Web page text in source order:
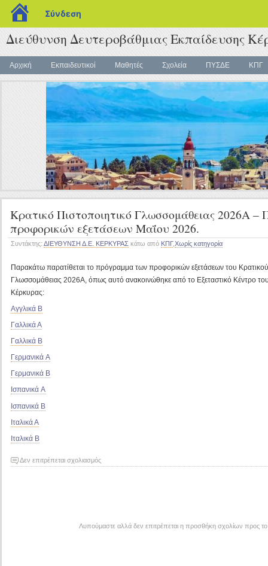
blogs.sch.gr
Σύνδεση
Διεύθυνση Δευτεροβάθμιας Εκπαίδευσης
Αρχική Εκπαιδευτικοί Μαθητές Σχολεία ΠΥΣΔΕ ΚΠΓ
Κρατικό Πιστοποιητικό Γλωσσομάθειας 2026Α
προφορικών εξετάσεων Μαΐου 2026.
Συντάκτης: ΔΙΕΥΘΥΝΣΗ Δ.Ε. ΚΕΡΚΥΡΑΣ κάτω από ΚΠΓ,Χωρίς κατηγορία
Παρακάτω παρατίθεται το πρόγραμμα των προφορικών εξετάσεων του
Γλωσσομάθειας 2026Α, όπως αυτό ανακοινώθηκε από το Εξεταστικό Κέντρο
Κέρκυρας:
Αγγλικά Β
Γαλλικά Α
Γαλλικά Β
Γερμανικά A
Γερμανικά Β
Ισπανικά A
Ισπανικά Β
Ιταλικά Α
Ιταλικά Β
Δεν επιτρέπεται σχολιασμόςστο
Πρόγραμμα
Λυπούμαστε αλλά δεν επιτρέπεται η προσθήκη σχολίων προς